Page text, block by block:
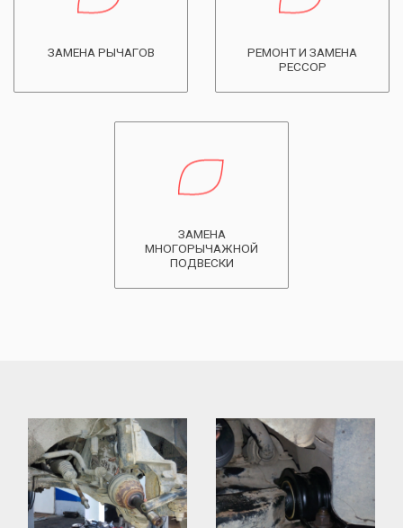
ЗАМЕНА РЫЧАГОВ
РЕМОНТ И ЗАМЕНА
РЕССОР
ЗАМЕНА
МНОГОРЫЧАЖНОЙ
ПОДВЕСКИ